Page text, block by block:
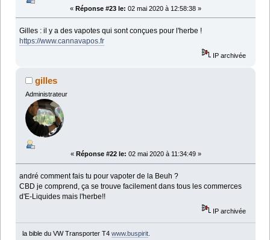
« Réponse #23 le: 02 mai 2020 à 12:58:38 »
Gilles : il y a des vapotes qui sont conçues pour l'herbe !
https://www.cannavapos.fr
IP archivée
gilles
Administrateur
« Réponse #22 le: 02 mai 2020 à 11:34:49 »
andré comment fais tu pour vapoter de la Beuh ?
CBD je comprend, ça se trouve facilement dans tous les commerces
d'E-Liquides mais l'herbe!!
IP archivée
la bible du VW Transporter T4 www.buspirit.